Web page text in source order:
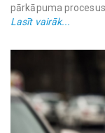
pārkāpuma
Lasīt vairāk...